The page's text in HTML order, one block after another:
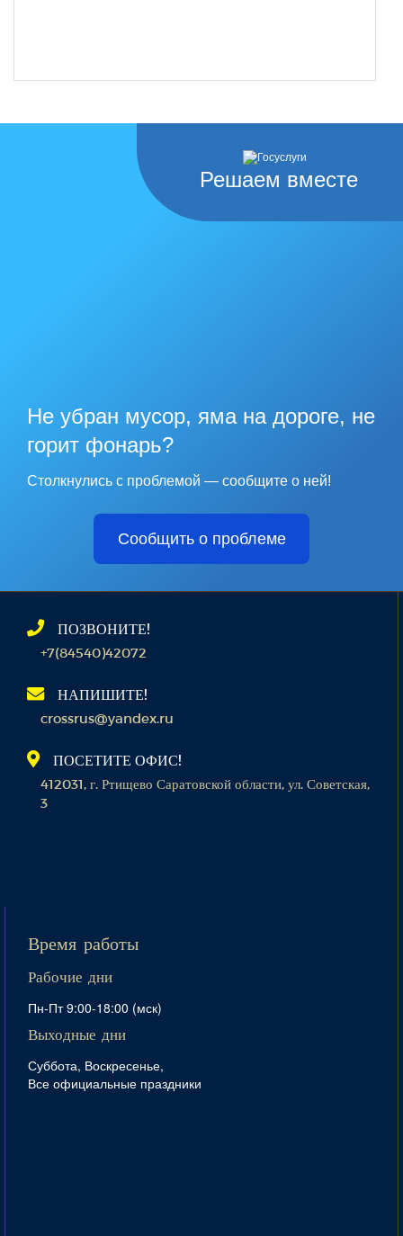
Решаем вместе
Не убран мусор, яма на дороге, не
горит фонарь?
Столкнулись с проблемой — сообщите о ней!
Сообщить о проблеме
ПОЗВОНИТЕ!
+7(84540)42072
НАПИШИТЕ!
crossrus@yandex.ru
ПОСЕТИТЕ ОФИС!
412031, г. Ртищево Саратовской области, ул. Советская,
3
Время работы
Рабочие дни
Пн-Пт 9:00-18:00 (мск)
Выходные дни
Суббота, Воскресенье,
Все официальные праздники